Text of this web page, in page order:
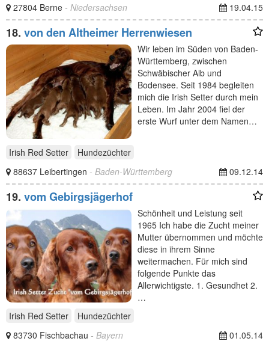
27804 Berne - Niedersachsen 19.04.15
18. von den Altheimer Herrenwiesen
Wir leben im Süden von Baden-
Württemberg, zwischen
Schwäbischer Alb und
Bodensee. Seit 1984 begleiten
mich die Irish Setter durch mein
Leben. Im Jahr 2004 fiel der
erste Wurf unter dem Namen…
Irish Red Setter
Hundezüchter
88637 Leibertingen - Baden-Württemberg 09.12.14
19. vom Gebirgsjägerhof
Schönheit und Leistung seit
1965 Ich habe die Zucht meiner
Mutter übernommen und möchte
diese in ihrem Sinne
weitermachen. Für mich sind
folgende Punkte das
Allerwichtigste. 1. Gesundhet 2.
…
Irish Red Setter
Hundezüchter
83730 Fischbachau - Bayern 01.05.14